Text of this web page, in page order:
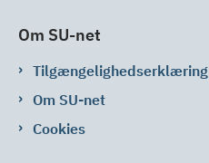
Om SU-net
Tilgængelighedserklæring
Om SU-net
Cookies